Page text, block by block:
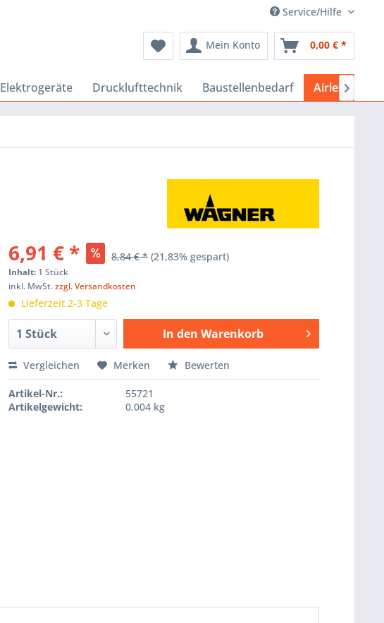
Service/Hilfe
Mein Konto 0,00 € *
Elektrogeräte Drucklufttechnik Baustellenbedarf Airlessgeräte

6,91 € * 8,84 € * (21,83% gespart)
Inhalt: 1 Stück
inkl. MwSt.zzgl. Versandkosten
Lieferzeit 2-3 Tage
In den Warenkorb
Hinzugefügt
Vergleichen Merken Bewerten
Artikel-Nr.:
55721
Artikelgewicht:
0.004 kg